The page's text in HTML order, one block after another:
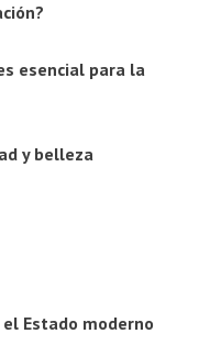
esencial para la
y belleza
Estado moderno